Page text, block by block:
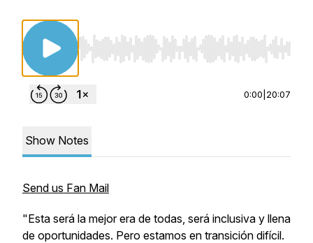
Use Left/Right to seek, Home/End to jump
0:00 20:07
Show Notes
Send us Fan Mail
"Esta será la mejor era de todas, será inclusiva y llena
de oportunidades. Pero estamos en transición difícil.